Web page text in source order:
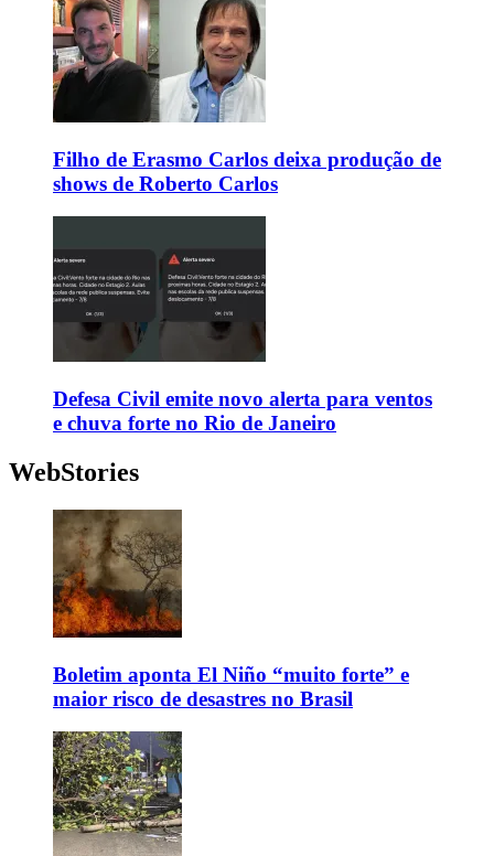
Filho de Erasmo Carlos deixa produção de
shows de Roberto Carlos
Defesa Civil emite novo alerta para ventos
e chuva forte no Rio de Janeiro
WebStories
Boletim aponta El Niño “muito forte” e
maior risco de desastres no Brasil